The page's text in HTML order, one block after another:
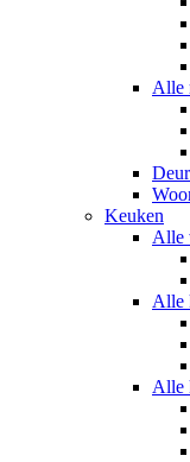
Alle
Keuken
Alle
Alle
Alle